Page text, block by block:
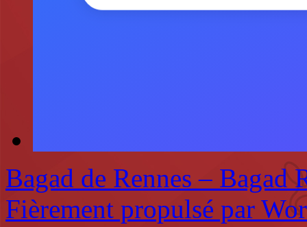
Bagad de Rennes – Bagad
Fièrement propulsé par